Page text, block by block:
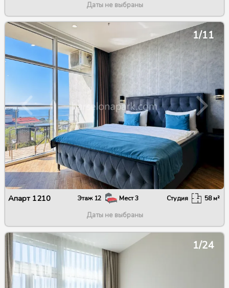
Даты не выбраны
1/11
Апарт 1210 Этаж 12 Мест3 Студия 58м²
Даты не выбраны
1/24